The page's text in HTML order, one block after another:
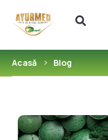
Acasă Blog